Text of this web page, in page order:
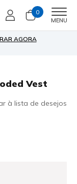
0
MENU
AGORA
Vest
à lista de desejos